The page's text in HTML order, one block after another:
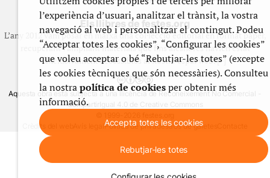
Els llibres de festes.org
L’any 2012 vam posar en marxa una col·lecció editorial en format paper,
recuperant i ampliant materials que fins aleshores havien estat
exclusivament accessibles al nostre espai web. [+]
Aquesta obra està subjecta a una llicència de Reconeixement No Comercial -
CompartirIgual 4.0 de Creative Commons
Crèdits del web
Política de privadesa Ús de galetes
l’experiència d’usuari, analitzar el trànsit, la vostra
navegació al web i personalitzar el contingut. Podeu
“Acceptar totes les cookies”, “Configurar les cookies”
que voleu acceptar o bé “Rebutjar-les totes” (excepte
les cookies tècniques que són necessàries). Consulteu
la nostrapolítica de cookiesper obtenir més
informació.
Accepta totes les cookies
Rebutjar-les totes